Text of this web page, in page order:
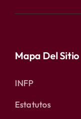
Mapa Del Sitio
INFP
Estatutos